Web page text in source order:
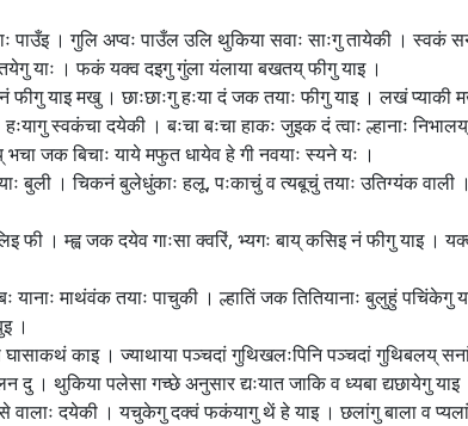
पाउँइ । गुलि अप्वः पाउँल उलि थुकिया सवाः साःगु तायेकी ।
याः । फकं यक्व दइगु गुंला यंलाया बखतय् फीगु याइ ।
याइ मखु । छाःछाःगु हःया दं जक तयाः फीगु याइ । लखं प्याकी
स्वकंचा दयेकी । बःचा बःचा हाकः जुइक दं त्वाः ल्हानाः
जक बिचाः याये मफुत धायेव हे गी नवयाः स्यने यः ।
बुली । चिकनं बुलेधुंकाः हलू, पःकाचुं व त्यबूचुं तयाः उतिग्यंक
फी । म्ह्व जक दयेव गाःसा क्वरिं, भ्यगः बाय् कसिइ नं फीगु याइ ।
माथंवंक तयाः पाचुकी । ल्हातिं जक तितियानाः बुलुहुं
।
काइ । ज्याथाया पञ्चदां गुथिखलःपिनि पञ्चदां गुथिबलय्
दु । थुकिया पलेसा गच्छे अनुसार द्यःयात जाकि व ध्यबा द्यछायेगु याइ
दयेकी । यचुकेगु दक्वं फकंयागु थें हे याइ । छलांगु बाला व